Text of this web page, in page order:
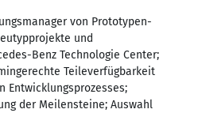
von Prototypen-
und
Benz Technologie Center;
Teileverfügbarkeit
Entwicklungsprozesses;
der Meilensteine; Auswahl